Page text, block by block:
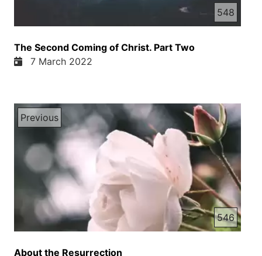
548
The Second Coming of Christ. Part Two
7 March 2022
Previous
546
About the Resurrection